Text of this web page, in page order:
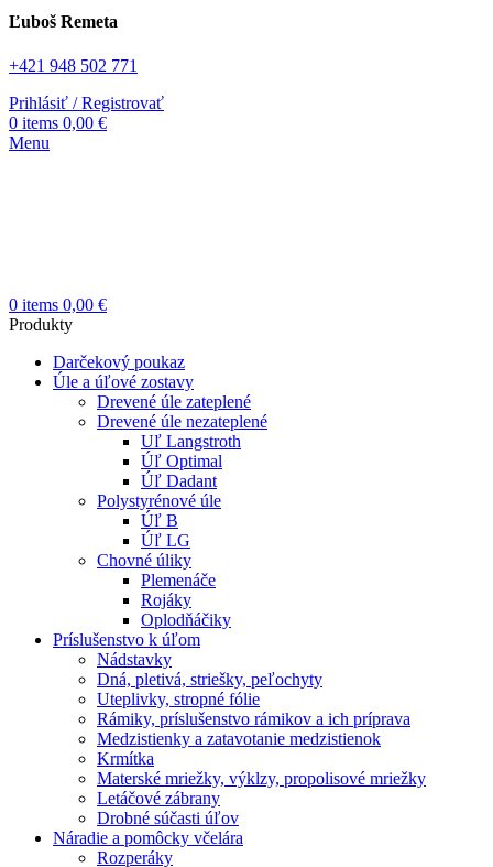
Ľuboš Remeta
+421 948 502 771
Prihlásiť / Registrovať
0 items 0,00 €
Menu
0 items 0,00 €
Produkty
Darčekový poukaz
Úle a úľové zostavy
Drevené úle zateplené
Drevené úle nezateplené
Uľ Langstroth
Úľ Optimal
Úľ Dadant
Polystyrénové úle
Úľ B
Úľ LG
Chovné úliky
Plemenáče
Rojáky
Oplodňáčiky
Príslušenstvo k úľom
Nádstavky
Dná, pletivá, striešky, peľochyty
Uteplivky, stropné fólie
Rámiky, príslušenstvo rámikov a ich príprava
Medzistienky a zatavotanie medzistienok
Krmítka
Materské mriežky, výklzy, propolisové mriežky
Letáčové zábrany
Drobné súčasti úľov
Náradie a pomôcky včelára
Rozperáky